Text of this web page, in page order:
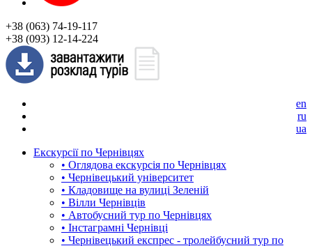
+38 (063) 74-19-117
+38 (093) 12-14-224
en
ru
ua
Екскурсії по Чернівцях
• Оглядова екскурсія по Чернівцях
• Чернівецький університет
• Кладовище на вулиці Зеленій
• Вілли Чернівців
• Автобусний тур по Чернівцях
• Інстаграмні Чернівці
• Чернівецький експрес - тролейбусний тур по